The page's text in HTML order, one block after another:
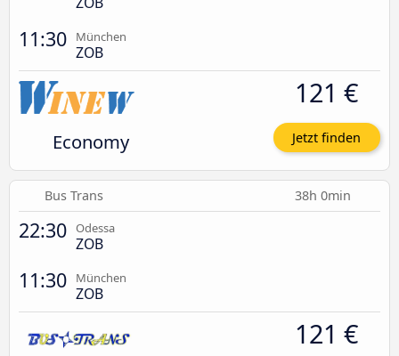
11:30 München
ZOB
Economy
121 €
Jetzt finden
Bus Trans 38h 0min
22:30 Odessa
ZOB
11:30 München
ZOB
121 €